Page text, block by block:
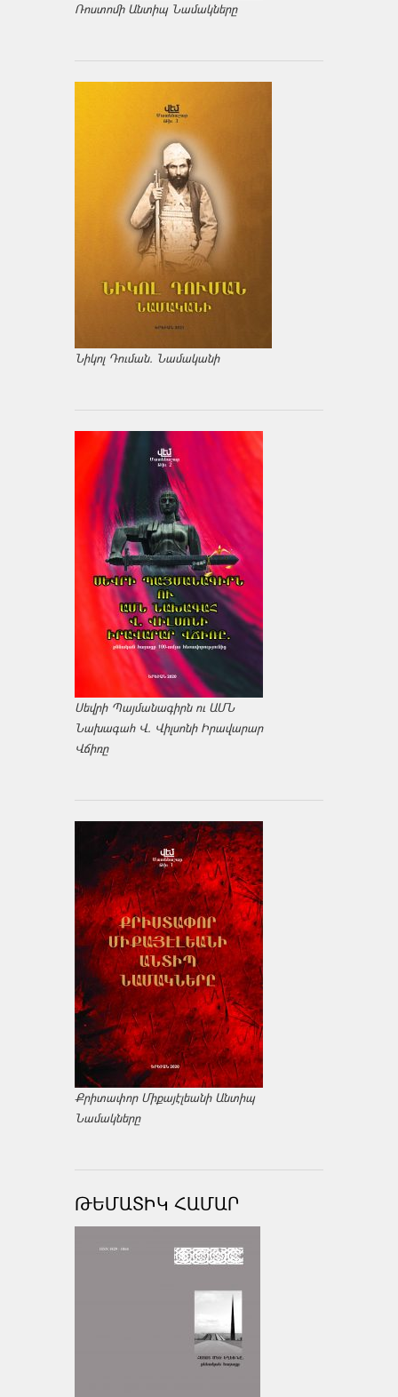
Ռոստոմի Անտիպ Նամակները
Նիկոլ Դուման. Նամականի
Սեվրի Պայմանագիրն ու ԱՄՆ
Նախագահ Վ. Վիլսոնի Իրավարար
Վճիռը
Քրիտափոր Միքայէլեանի Անտիպ
Նամակները
ԹԵՄԱՏԻԿ ՀԱՄԱՐ